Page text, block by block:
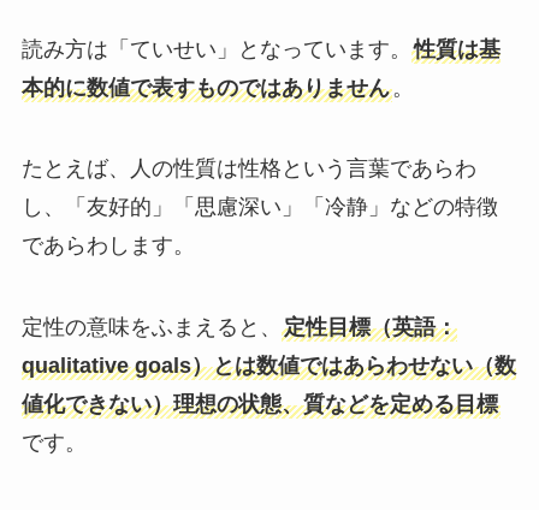
読み方は「ていせい」となっています。 性質は基
本的に数値で表すものではありません。
たとえば、人の性質は性格という言葉であらわ
し、「友好的」「思慮深い」「冷静」などの特徴
であらわします。
定性の意味をふまえると、 定性目標（英語：
qualitative goals）とは数値ではあらわせない（数
値化できない）理想の状態、質などを定める目標
です。